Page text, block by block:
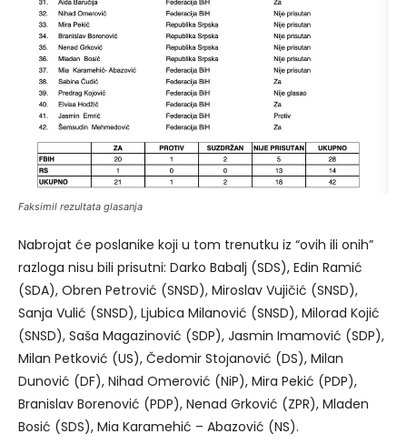
Faksimil rezultata glasanja
Nabrojat će poslanike koji u tom trenutku iz “ovih ili onih”
razloga nisu bili prisutni: Darko Babalj (SDS), Edin Ramić
(SDA), Obren Petrović (SNSD), Miroslav Vujičić (SNSD),
Sanja Vulić (SNSD), Ljubica Milanović (SNSD), Milorad Kojić
(SNSD), Saša Magazinović (SDP), Jasmin Imamović (SDP),
Milan Petković (US), Čedomir Stojanović (DS), Milan
Dunović (DF), Nihad Omerović (NiP), Mira Pekić (PDP),
Branislav Borenović (PDP), Nenad Grković (ZPR), Mladen
Bosić (SDS), Mia Karamehić – Abazović (NS).